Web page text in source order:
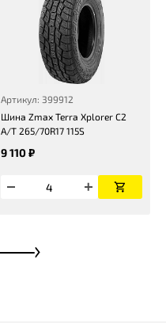
Артикул: 399912
Шина Zmax Terra Xplorer C2
A/T 265/70R17 115S
9 110 ₽